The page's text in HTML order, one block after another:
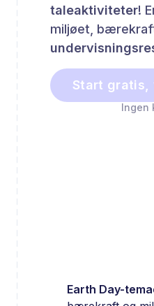
taleaktiviteter!
miljøet,
Start gratis,
Ingen
Earth Day-